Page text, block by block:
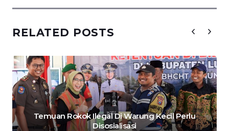
RELATED POSTS
Temuan Rokok Ilegal Di Warung Kecil Perlu
Disosialisasi